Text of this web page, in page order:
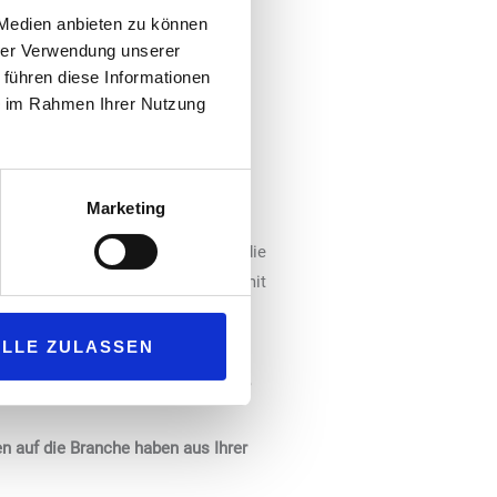
anbieten zu können
Verwendung unserer
diese Informationen
Rahmen Ihrer Nutzung
Marketing
ZULASSEN
Marktbedingungen
zu verbessern,
Von modernen
Waschanlagen aus
gehören unter anderem
Oftmals erfordert die
zusätzliche Herausforderungen mit
fördert. Durch die
Lösungen entwickelt werden,
auf die Branche haben aus Ihrer